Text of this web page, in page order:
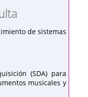
de sistemas
(SDA) para
musicales y